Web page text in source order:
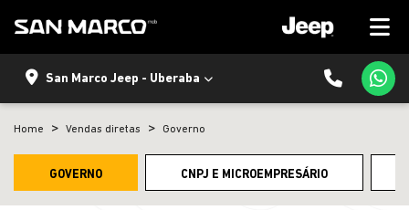
San Marco Jeep - Uberaba
Home Vendas diretas Governo
CNPJ E MICROEMPRESÁRIO
GOVERNO